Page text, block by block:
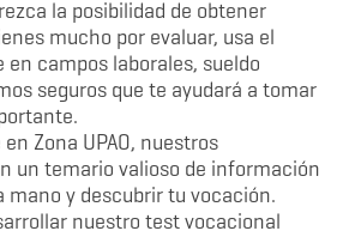
la posibilidad de obtener
mucho por evaluar, usa el
campos laborales, sueldo
seguros que te ayudará a tomar
Zona UPAO, nuestros
un temario valioso de información
mano y descubrir tu vocación.
nuestro test vocacional